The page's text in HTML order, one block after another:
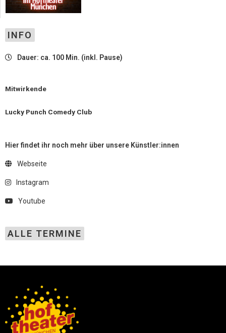
INFO
Dauer: ca. 100 Min. (inkl. Pause)
Mitwirkende
Lucky Punch Comedy Club
Hier findet ihr noch mehr über unsere Künstler:innen
Webseite
Instagram
Youtube
ALLE TERMINE